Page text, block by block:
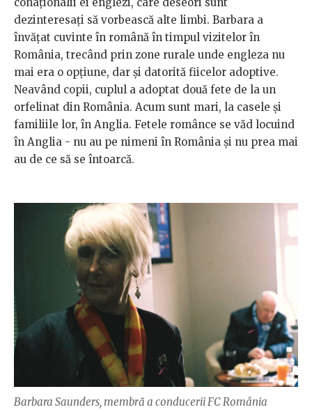
dezinteresați să vorbească alte limbi. Barbara a
învățat cuvinte în română în timpul vizitelor în
România, trecând prin zone rurale unde engleza nu
mai era o opțiune, dar și datorită fiicelor adoptive.
Neavând copii, cuplul a adoptat două fete de la un
orfelinat din România. Acum sunt mari, la casele și
familiile lor, în Anglia. Fetele românce se văd locuind
în Anglia - nu au pe nimeni în România și nu prea mai
au de ce să se întoarcă.
Barbara Saunders, membră a conducerii FC România